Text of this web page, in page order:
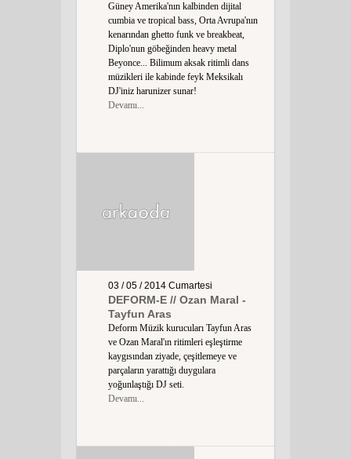
Güney Amerika'nın kalbinden dijital
cumbia ve tropical bass, Orta Avrupa'nın
kenarından ghetto funk ve breakbeat,
Diplo'nun göbeğinden heavy metal
Beyonce... Bilimum aksak ritimli dans
müzikleri ile kabinde feyk Meksikalı
DJ'iniz harunizer sunar!
Devamı...
03 / 05 / 2014 Cumartesi
DEFORM-E // Ozan Maral -
Tayfun Aras
Deform Müzik kurucuları Tayfun Aras
ve Ozan Maral'ın ritimleri eşleştirme
kaygısından ziyade, çeşitlemeye ve
parçaların yarattığı duygulara
yoğunlaştığı DJ seti.
Devamı...